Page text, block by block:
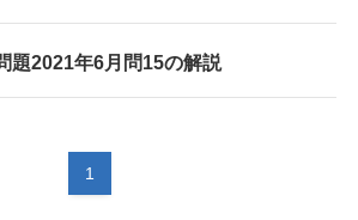
題2021年6月問15の解説
1